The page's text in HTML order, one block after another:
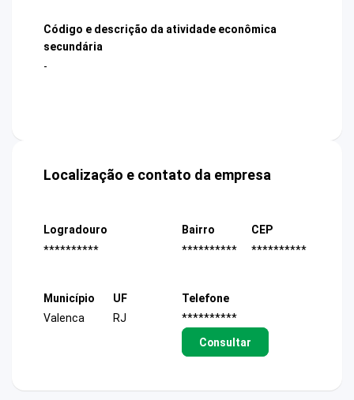
Código e descrição da atividade econômica
secundária
-
Localização e contato da empresa
Logradouro
**********
Bairro
**********
CEP
**********
Município
Valenca
UF
RJ
Telefone
**********
Consultar